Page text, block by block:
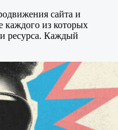
сайта и
каждого из которых
ресурса. Каждый